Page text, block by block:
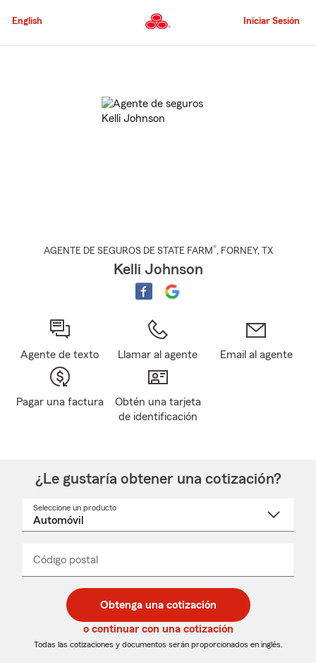
al
principal
English Iniciar Sesión
AGENTE DE SEGUROS DE STATE FARM®, FORNEY, TX
Kelli Johnson
Agente de texto Llamar al agente Email al agente
Pagar una factura
Obtén una tarjeta
de identificación
¿Le gustaría obtener una cotización?
Seleccione un producto
desplegable
Código postal
de
5
dígitos
de
5
dígitos
_____
Obtenga una cotización
o continuar con una cotización
Todas las cotizaciones y documentos serán proporcionados en inglés.